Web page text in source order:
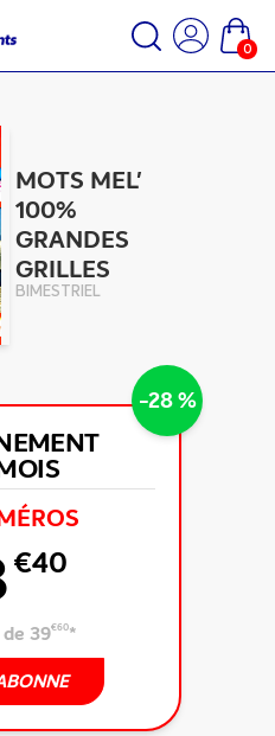
0
MOTS MEL'
100%
GRANDES
GRILLES
BIMESTRIEL
-28 %
€40
39€60*